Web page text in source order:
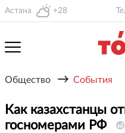
Астана +28
Общество → События
Как казахстанцы
госномерами РФ